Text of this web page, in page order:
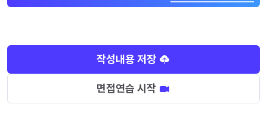
작성내용 저장
면접연습 시작